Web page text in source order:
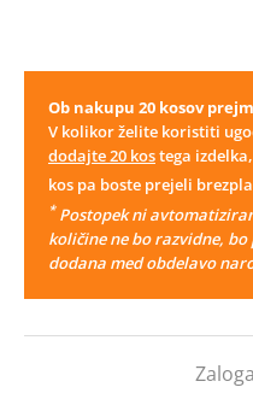
Ob nakupu 20 kosov
V kolikor želite koristiti
dodajte 20 kostega
kos pa boste prejeli
*Postopek ni
količine ne bo razvidne,
dodana med obdelavo